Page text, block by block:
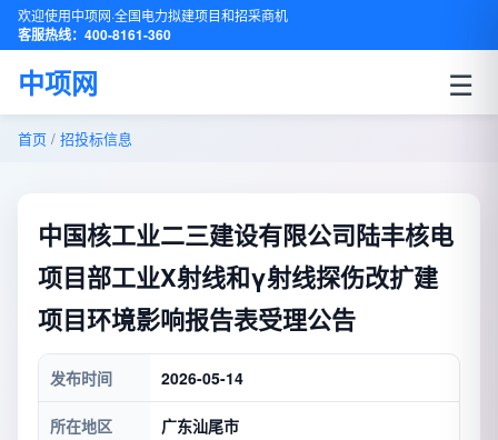
欢迎使用中项网·全国电力拟建项目和招采商机
客服热线：400-8161-360
中项网 ☰
首页 / 招投标信息
中国核工业二三建设有限公司陆丰核电
项目部工业X射线和γ射线探伤改扩建
项目环境影响报告表受理公告
发布时间 2026-05-14
所在地区 广东汕尾市